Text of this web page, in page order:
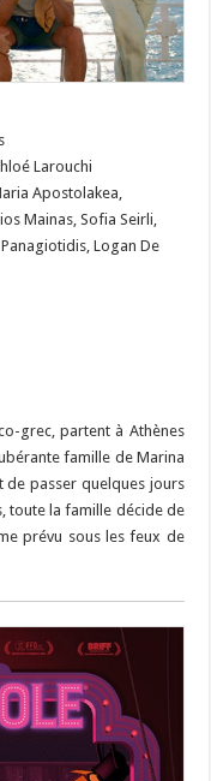
Larouchi
Apostolakea,
Mainas, Sofia Seirli,
Logan De
grec, partent à Athènes
famille de Marina
de passer quelques jours
toute la famille décide de
prévu sous les feux de